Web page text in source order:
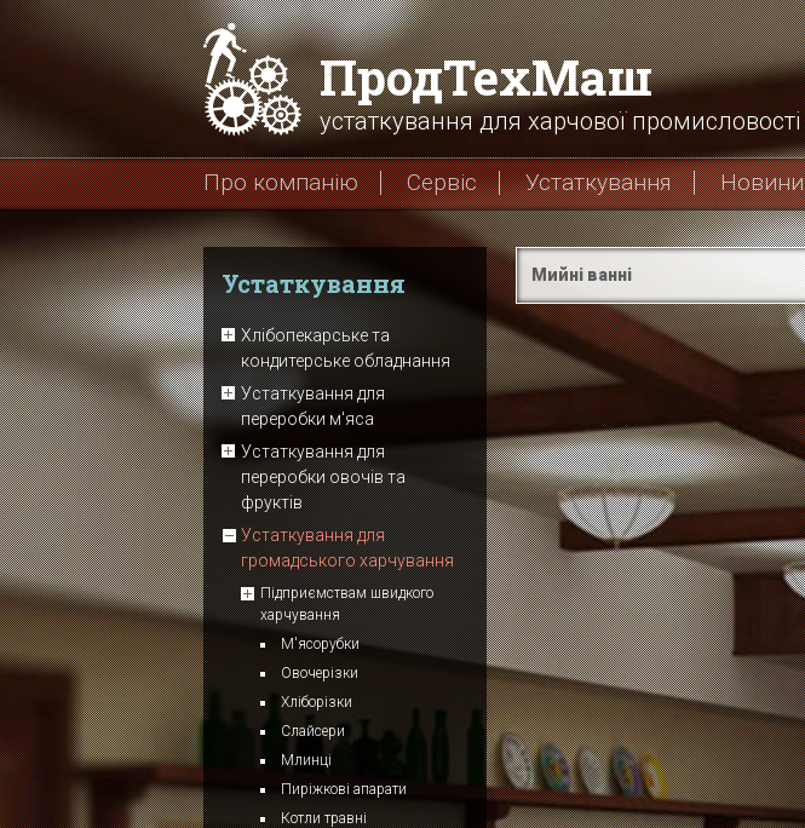
ПродТехМаш
устаткування для харчової промисловості
Про компанію Сервіс Устаткування Новини
Устаткування
Хлібопекарське та
кондитерське обладнання
Устаткування для
переробки м'яса
Устаткування для
переробки овочів та
фруктів
Устаткування для
громадського харчування
Підприємствам швидкого
харчування
М'ясорубки
Овочерізки
Хліборізки
Слайсери
Млинці
Пиріжкові апарати
Котли травні
Мийні ванні